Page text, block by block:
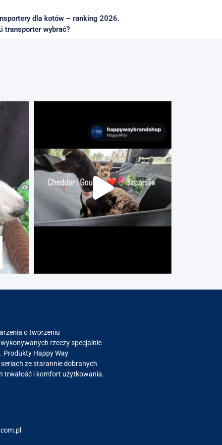
dla kotów – ranking 2026.
transporter wybrać?
o tworzeniu
rzeczy specjalnie
Produkty Happy Way
ze starannie dobranych
trwałość i komfort użytkowania.